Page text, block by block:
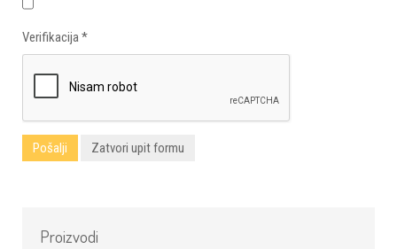
Verifikacija *
Pošalji Zatvori upit formu
Proizvodi